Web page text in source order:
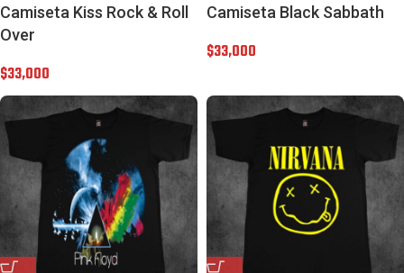
Camiseta Kiss Rock & Roll
Over
$33,000
Camiseta Black Sabbath
$33,000